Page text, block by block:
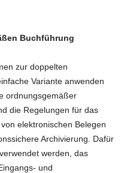
Buchführung
zur doppelten
Variante anwenden
ordnungsgemäßer
die Regelungen für das
elektronischen Belegen
Archivierung. Dafür
werden, das
und